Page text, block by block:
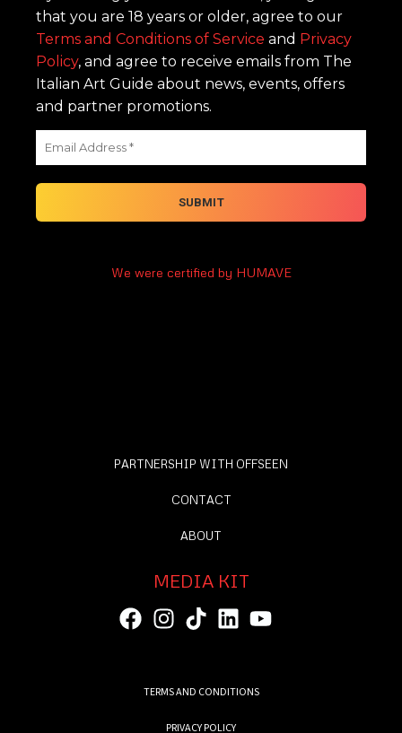
that you are 18 years or older, agree to our
Terms and Conditions of Service and Privacy
Policy, and agree to receive emails from The
Italian Art Guide about news, events, offers
and partner promotions.
We were certified by HUMAVE
PARTNERSHIP WITH OFFSEEN
CONTACT
ABOUT
MEDIA KIT
TERMS AND CONDITIONS
PRIVACY POLICY